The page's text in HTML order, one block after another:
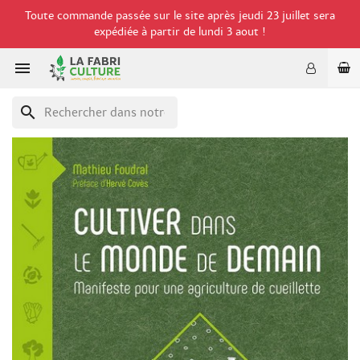
Toute commande passée sur le site après jeudi 23 juillet sera
expédiée à partir de lundi 3 aout !

search